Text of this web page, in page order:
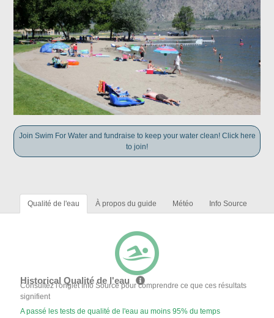
Join Swim For Water and fundraise to keep your water clean! Click here
to join!
Qualité de l'eau À propos du guide Météo Info Source
Historical Qualité de l'eau
Consultez l'onglet Info Source pour comprendre ce que ces résultats
signifient
A passé les tests de qualité de l'eau au moins 95% du temps